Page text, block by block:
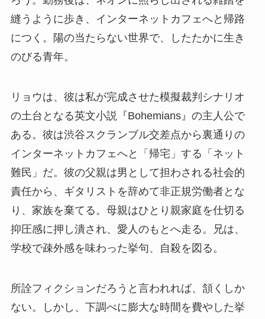
縫うように歩き、インターネットカフェへと帰路
につく。陽の当たらない世界で、したたかに生き
のびる青年。
リョウは、彼は私が完成させた模擬裁判シナリオ
の土台となる英文小説『Bohemians』の主人公で
ある。彼は渋谷スクランブル交差点から裏通りの
インターネットカフェへと「帰宅」する「ネット
難民」だ。彼の父親は男として担わされる社会的
責任から、ギタリストを辞めて非正規労働者とな
り、家族を棄てる。母親はひとり親家庭を仕切る
抑圧感に押し潰され、愛人のもとへ走る。兄は、
学校で疎外感を味わった挙句、自殺を図る。
所詮フィクションだろうと言われれば、頷くしか
ない。しかし、下調べに膨大な時間を費やした挙